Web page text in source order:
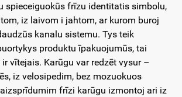
spieceiguokūs frīzu identitatis simbolu,
iz laivom i jahtom, ar kurom buroj
kanalu sistemu. Tys teik
produktu īpakuojumūs, tai
vītejais. Karūgu var redzēt vysur –
iz velosipedim, bez mozuokuos
frīzi karūgu izmontoj ari iz